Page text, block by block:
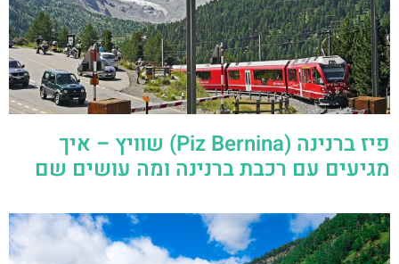
פיז ברנינה (Piz Bernina) שוויץ – איך
מגיעים עם רכבת ברנינה ומה עושים שם